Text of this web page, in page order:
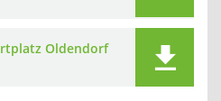
Oldendorf